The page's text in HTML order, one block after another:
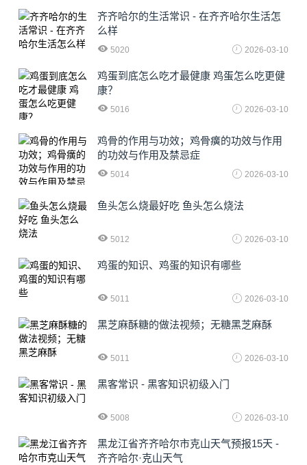
齐齐哈尔的生活常识 - 在齐齐哈尔生活怎
么样
5020 2026-03-10
鸡蛋到底怎么吃才最健康 鸡蛋怎么吃更健
康？
5016 2026-03-10
鸡骨的作用与功效；鸡骨癀的功效与作用
的功效与作用及禁忌症
5014 2026-03-10
鱼头怎么烧最好吃 鱼头怎么烧法
5012 2026-03-10
鸡蛋的知识、鸡蛋的知识有哪些
5011 2026-03-10
黑芝麻酥糖的做法视频；无糖黑芝麻酥
5011 2026-03-10
黑客常识 - 黑客知识初级入门
5008 2026-03-10
黑龙江省齐齐哈尔市克山天气预报15天 -
齐齐哈尔·克山天气